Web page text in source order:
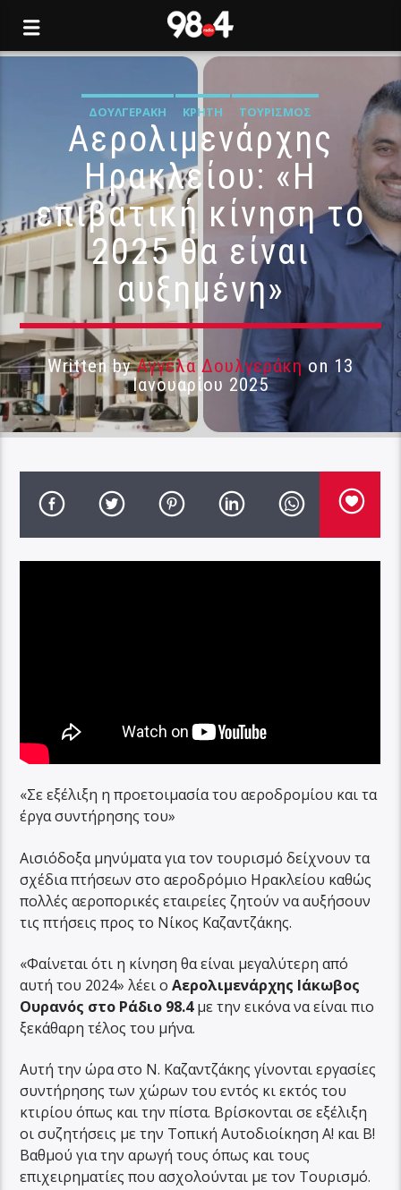
ΔΟΥΛΓΕΡΆΚΗ ΚΡΉΤΗ ΤΟΥΡΙΣΜΌΣ
Αερολιμενάρχης
Ηρακλείου: «Η
επιβατική κίνηση το
2025 θα είναι
αυξημένη»
Written byΑγγέλα Δουλγεράκηon 13
Ιανουαρίου 2025
«Σε εξέλιξη η προετοιμασία του αεροδρομίου και τα
έργα συντήρησης του»
Αισιόδοξα μηνύματα για τον τουρισμό δείχνουν τα
σχέδια πτήσεων στο αεροδρόμιο Ηρακλείου καθώς
πολλές αεροπορικές εταιρείες ζητούν να αυξήσουν
τις πτήσεις προς το Νίκος Καζαντζάκης.
«Φαίνεται ότι η κίνηση θα είναι μεγαλύτερη από
αυτή του 2024» λέει οΑερολιμενάρχης Ιάκωβος
Ουρανός στο Ράδιο 98.4με την εικόνα να είναι πιο
ξεκάθαρη τέλος του μήνα.
Αυτή την ώρα στο Ν. Καζαντζάκης γίνονται εργασίες
συντήρησης των χώρων του εντός κι εκτός του
κτιρίου όπως και την πίστα. Βρίσκονται σε εξέλιξη
οι συζητήσεις με την Τοπική Αυτοδιοίκηση Α! και Β!
Βαθμού για την αρωγή τους όπως και τους
επιχειρηματίες που ασχολούνται με τον Τουρισμό.